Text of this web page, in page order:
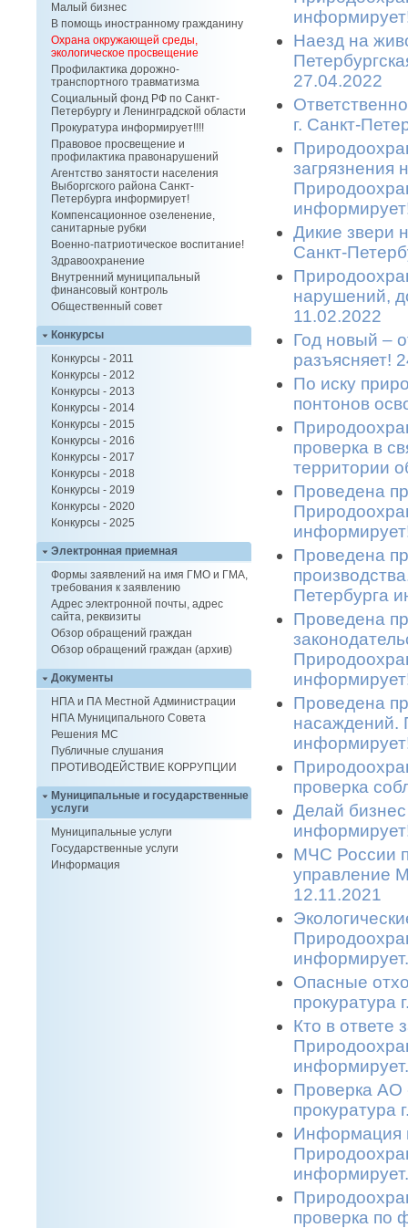
Малый бизнес
В помощь иностранному гражданину
Охрана окружающей среды,
экологическое просвещение
Профилактика дорожно-
транспортного травматизма
Социальный фонд РФ по Санкт-
Петербургу и Ленинградской области
Прокуратура информирует!!!!
Правовое просвещение и
профилактика правонарушений
Агентство занятости населения
Выборгского района Санкт-
Петербурга информирует!
Компенсационное озеленение,
санитарные рубки
Военно-патриотическое воспитание!
Здравоохранение
Внутренний муниципальный
финансовый контроль
Общественный совет
Конкурсы
Конкурсы - 2011
Конкурсы - 2012
Конкурсы - 2013
Конкурсы - 2014
Конкурсы - 2015
Конкурсы - 2016
Конкурсы - 2017
Конкурсы - 2018
Конкурсы - 2019
Конкурсы - 2020
Конкурсы - 2025
Электронная приемная
Формы заявлений на имя ГМО и ГМА,
требования к заявлению
Адрес электронной почты, адрес
сайта, реквизиты
Обзор обращений граждан
Обзор обращений граждан (архив)
Документы
НПА и ПА Местной Администрации
НПА Муниципального Совета
Решения МС
Публичные слушания
ПРОТИВОДЕЙСТВИЕ КОРРУПЦИИ
Муниципальные и государственные
услуги
Муниципальные услуги
Государственные услуги
Информация
Наезд на
27.04.2022
г. Санкт-
загрязнения
Дикие звери
Санкт-
нарушений,
11.02.2022
Год новый –
разъясняет!
По иску
понтонов
проверка в
территории
Проведена
Проведена
Петербурга
Проведена
Проведена
насаждений.
проверка
Делай
МЧС России
управление
12.11.2021
Опасные
прокуратура
Кто в ответе
Проверка АО
прокуратура
Информация
проверка по